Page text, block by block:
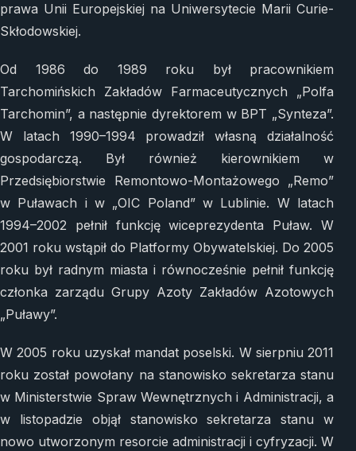
prawa Unii Europejskiej na Uniwersytecie Marii Curie-
Skłodowskiej.
Od 1986 do 1989 roku był pracownikiem
Tarchomińskich Zakładów Farmaceutycznych „Polfa
Tarchomin”, a następnie dyrektorem w BPT „Synteza”.
W latach 1990–1994 prowadził własną działalność
gospodarczą. Był również kierownikiem w
Przedsiębiorstwie Remontowo-Montażowego „Remo”
w Puławach i w „OIC Poland” w Lublinie. W latach
1994–2002 pełnił funkcję wiceprezydenta Puław. W
2001 roku wstąpił do Platformy Obywatelskiej. Do 2005
roku był radnym miasta i równocześnie pełnił funkcję
członka zarządu Grupy Azoty Zakładów Azotowych
„Puławy”.
W 2005 roku uzyskał mandat poselski. W sierpniu 2011
roku został powołany na stanowisko sekretarza stanu
w Ministerstwie Spraw Wewnętrznych i Administracji, a
w listopadzie objął stanowisko sekretarza stanu w
nowo utworzonym resorcie administracji i cyfryzacji. W